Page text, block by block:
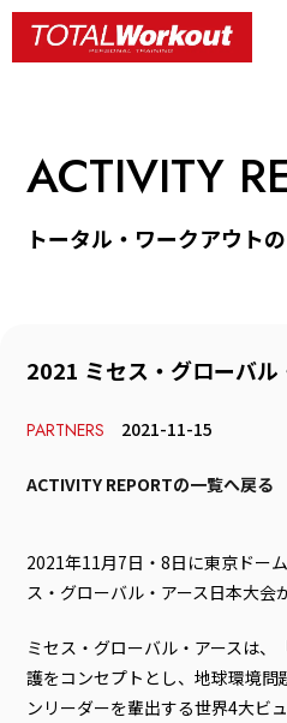
ACTIVITY
トータル・ワークアウト
2021 ミセス・グローバル
PARTNERS 2021-11-15
ACTIVITY REPORTの一覧へ戻る
2021年11月7日・8日に東京ドー
ス・グローバル・アース日本大会
ミセス・グローバル・アースは、
護をコンセプトとし、地球環境
ンリーダーを輩出する世界4大ビ